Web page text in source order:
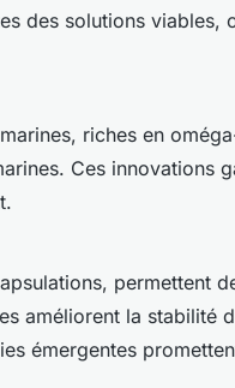
des solutions viables,
riches en
Ces innovations
permettent
améliorent la stabilité
émergentes